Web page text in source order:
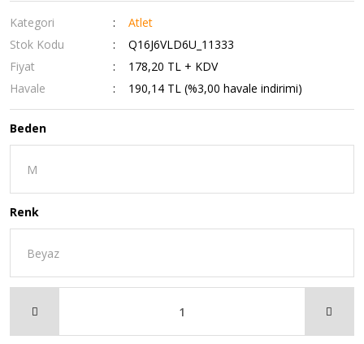
Kategori
Atlet
Stok Kodu
Q16J6VLD6U_11333
Fiyat
178,20 TL + KDV
Havale
190,14 TL (%3,00 havale indirimi)
Beden
Renk